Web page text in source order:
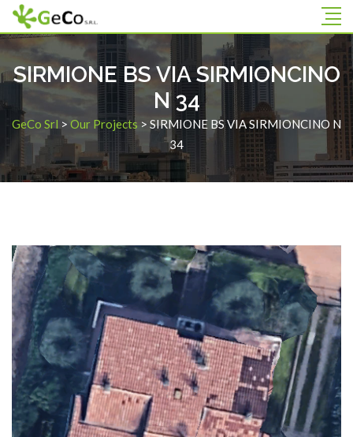
SIRMIONE BS VIA SIRMIONCINO
N 34
GeCo Srl > Our Projects > SIRMIONE BS VIA SIRMIONCINO N
34